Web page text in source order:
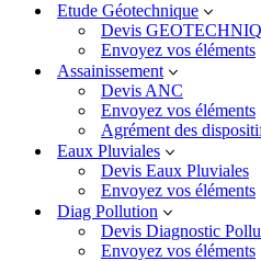
Etude Géotechnique
Devis
Envoyez vos éléments
Assainissement
Devis ANC
Envoyez vos éléments
Agrément des
Eaux Pluviales
Devis Eaux Pluviales
Envoyez vos éléments
Diag Pollution
Devis Diagnostic
Envoyez vos éléments